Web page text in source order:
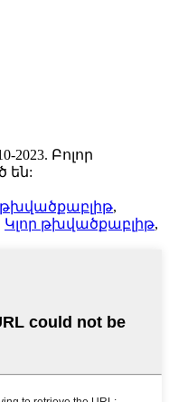
2023. Բոլոր
են:
թխվածքաբլիթ,
Կլոր թխվածքաբլիթ,